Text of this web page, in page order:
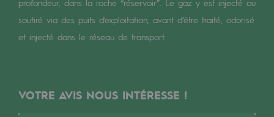
Transversalité et Collaboratif
Notre culture et nos valeurs
profondeur, dans la roche “réservoir”. Le gaz y est injecté ou
soutiré via des puits d'exploitation, avant d’être traité, odorisé
et injecté dans le réseau de transport.
VOTRE AVIS NOUS INTÉRESSE !